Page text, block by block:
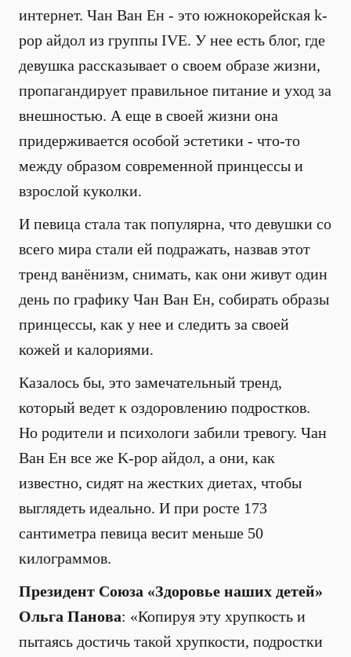
интернет. Чан Ван Ен - это южнокорейская k-
pop айдол из группы IVE. У нее есть блог, где
девушка рассказывает о своем образе жизни,
пропагандирует правильное питание и уход за
внешностью. А еще в своей жизни она
придерживается особой эстетики - что-то
между образом современной принцессы и
взрослой куколки.
И певица стала так популярна, что девушки со
всего мира стали ей подражать, назвав этот
тренд ванёнизм, снимать, как они живут один
день по графику Чан Ван Ен, собирать образы
принцессы, как у нее и следить за своей
кожей и калориями.
Казалось бы, это замечательный тренд,
который ведет к оздоровлению подростков.
Но родители и психологи забили тревогу. Чан
Ван Ен все же K-pop айдол, а они, как
известно, сидят на жестких диетах, чтобы
выглядеть идеально. И при росте 173
сантиметра певица весит меньше 50
килограммов.
Президент Союза «Здоровье наших детей»
Ольга Панова: «Копируя эту хрупкость и
пытаясь достичь такой хрупкости, подростки